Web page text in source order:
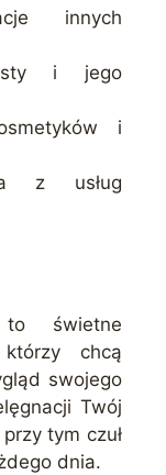
innych
i jego
i
z usług
świetne
chcą
swojego
Twój
tym czuł
dnia.